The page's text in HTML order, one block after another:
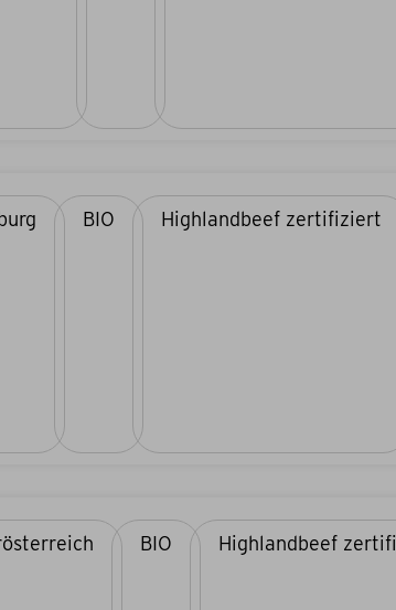
BIO
BIO